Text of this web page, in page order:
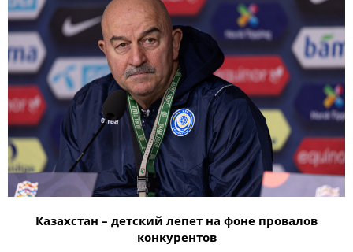
Казахстан – детский лепет на фоне провалов
конкурентов